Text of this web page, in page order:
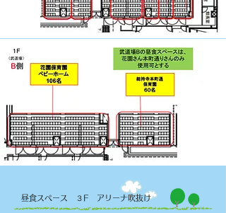
昼食スペース ３F アリーナ吹抜け